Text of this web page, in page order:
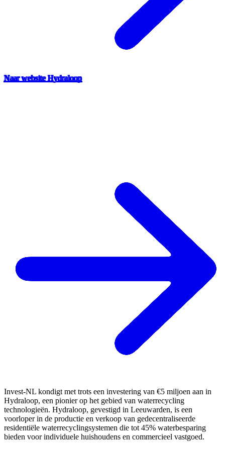
Naar website Hydraloop
Invest-NL kondigt met trots een investering van €5 miljoen aan in
Hydraloop, een pionier op het gebied van waterrecycling
technologieën. Hydraloop, gevestigd in Leeuwarden, is een
voorloper in de productie en verkoop van gedecentraliseerde
residentiële waterrecyclingsystemen die tot 45% waterbesparing
bieden voor individuele huishoudens en commercieel vastgoed.